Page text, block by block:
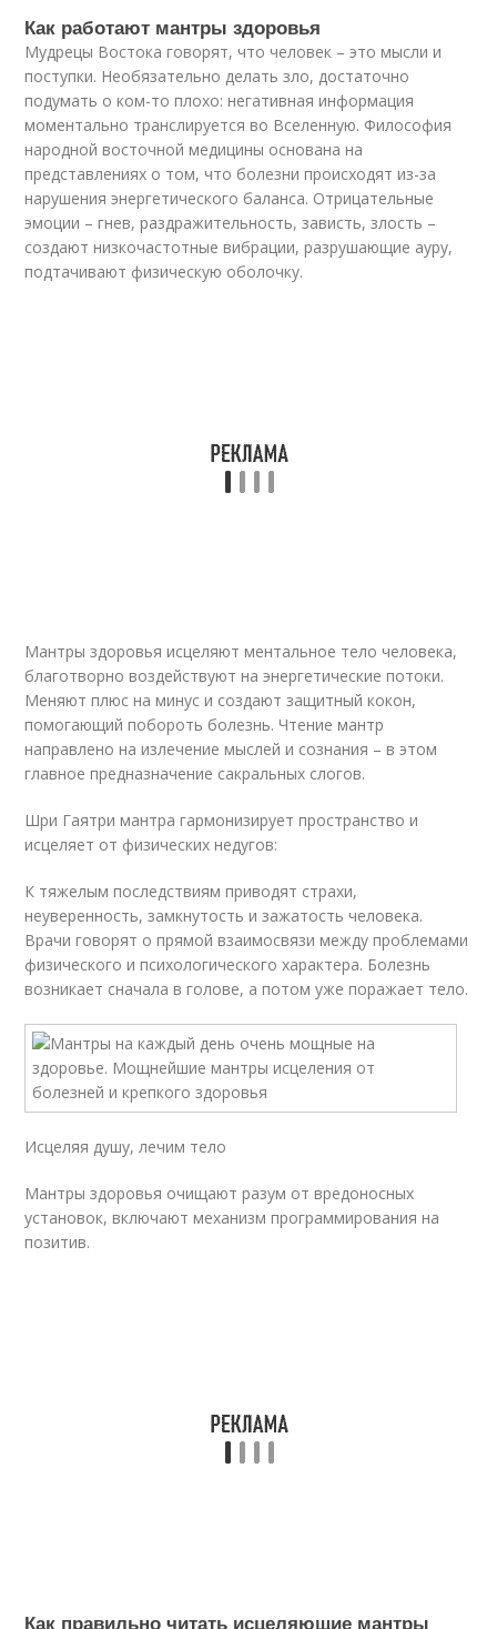
Как работают мантры здоровья
Мудрецы Востока говорят, что человек – это мысли и
поступки. Необязательно делать зло, достаточно
подумать о ком-то плохо: негативная информация
моментально транслируется во Вселенную. Философия
народной восточной медицины основана на
представлениях о том, что болезни происходят из-за
нарушения энергетического баланса. Отрицательные
эмоции – гнев, раздражительность, зависть, злость –
создают низкочастотные вибрации, разрушающие ауру,
подтачивают физическую оболочку.
Мантры здоровья исцеляют ментальное тело человека,
благотворно воздействуют на энергетические потоки.
Меняют плюс на минус и создают защитный кокон,
помогающий побороть болезнь. Чтение мантр
направлено на излечение мыслей и сознания – в этом
главное предназначение сакральных слогов.
Шри Гаятри мантра гармонизирует пространство и
исцеляет от физических недугов:
К тяжелым последствиям приводят страхи,
неуверенность, замкнутость и зажатость человека.
Врачи говорят о прямой взаимосвязи между проблемами
физического и психологического характера. Болезнь
возникает сначала в голове, а потом уже поражает тело.
Исцеляя душу, лечим тело
Мантры здоровья очищают разум от вредоносных
установок, включают механизм программирования на
позитив.
Как правильно читать исцеляющие мантры